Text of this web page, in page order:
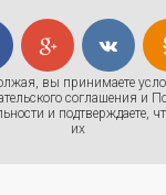
вы принимаете
соглашения и
и подтверждаете,
их